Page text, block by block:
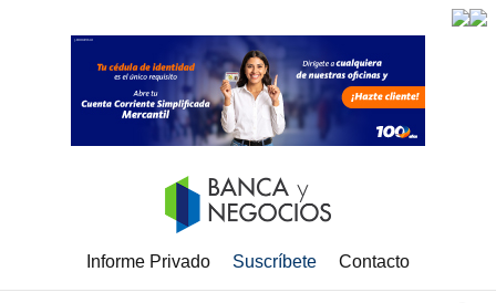
Informe Privado Suscríbete Contacto